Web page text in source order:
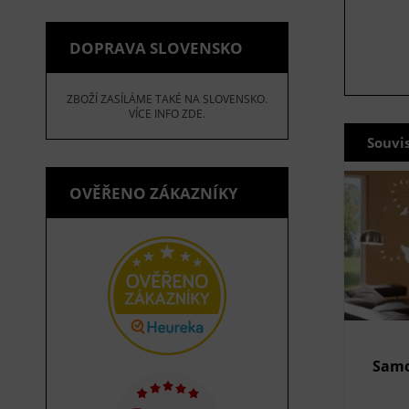
DOPRAVA SLOVENSKO
ZBOŽÍ ZASÍLÁME TAKÉ NA SLOVENSKO.
VÍCE INFO ZDE.
OVĚŘENO ZÁKAZNÍKY